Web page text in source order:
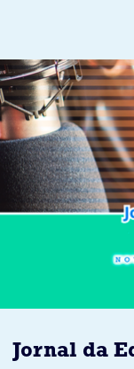
Jornal da